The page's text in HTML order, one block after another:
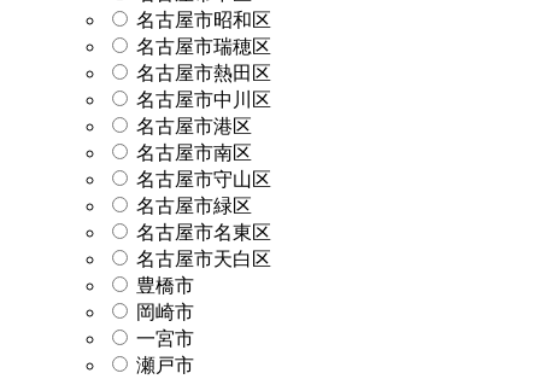
名古屋市昭和区
名古屋市瑞穂区
名古屋市熱田区
名古屋市中川区
名古屋市港区
名古屋市南区
名古屋市守山区
名古屋市緑区
名古屋市名東区
名古屋市天白区
豊橋市
岡崎市
一宮市
瀬戸市